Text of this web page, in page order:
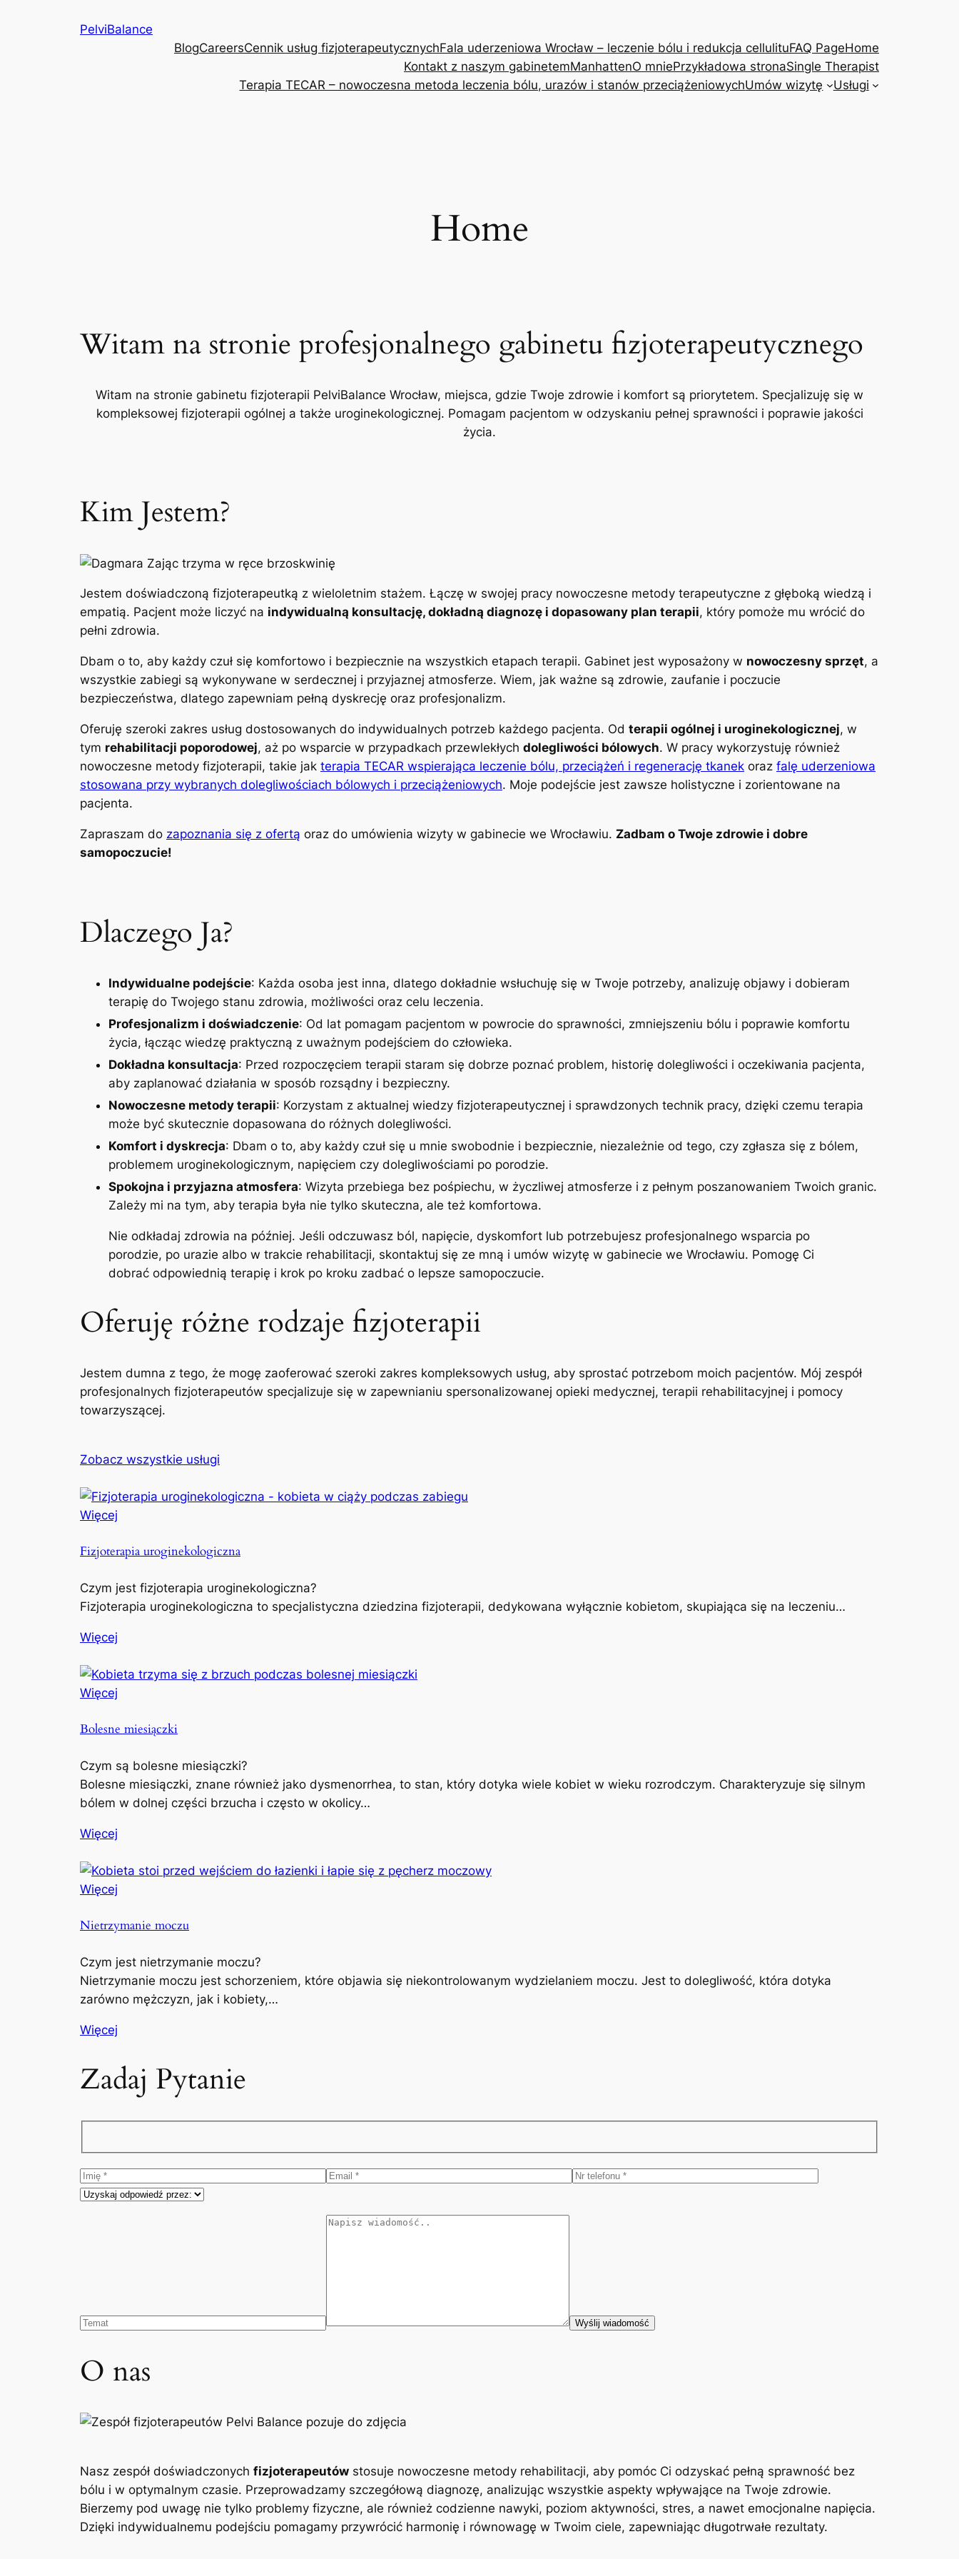
PelviBalance
BlogCareersCennik usług fizjoterapeutycznychFala uderzeniowa Wrocław – leczenie bólu i redukcja cellulituFAQ PageHome
Kontakt z naszym gabinetemManhattenO mniePrzykładowa stronaSingle Therapist
Terapia TECAR – nowoczesna metoda leczenia bólu, urazów i stanów przeciążeniowychUmów wizytę Usługi
Home
Witam na stronie profesjonalnego gabinetu fizjoterapeutycznego
Witam na stronie gabinetu fizjoterapii PelviBalance Wrocław, miejsca, gdzie Twoje zdrowie i komfort są priorytetem. Specjalizuję się w
kompleksowej fizjoterapii ogólnej a także uroginekologicznej. Pomagam pacjentom w odzyskaniu pełnej sprawności i poprawie jakości
życia.
Kim Jestem?
Jestem doświadczoną fizjoterapeutką z wieloletnim stażem. Łączę w swojej pracy nowoczesne metody terapeutyczne z głęboką wiedzą i
empatią. Pacjent może liczyć na indywidualną konsultację, dokładną diagnozę i dopasowany plan terapii, który pomoże mu wrócić do
pełni zdrowia.
Dbam o to, aby każdy czuł się komfortowo i bezpiecznie na wszystkich etapach terapii. Gabinet jest wyposażony w nowoczesny sprzęt, a
wszystkie zabiegi są wykonywane w serdecznej i przyjaznej atmosferze. Wiem, jak ważne są zdrowie, zaufanie i poczucie
bezpieczeństwa, dlatego zapewniam pełną dyskrecję oraz profesjonalizm.
Oferuję szeroki zakres usług dostosowanych do indywidualnych potrzeb każdego pacjenta. Od terapii ogólnej i uroginekologicznej, w
tym rehabilitacji poporodowej, aż po wsparcie w przypadkach przewlekłych dolegliwości bólowych. W pracy wykorzystuję również
nowoczesne metody fizjoterapii, takie jak terapia TECAR wspierająca leczenie bólu, przeciążeń i regenerację tkanek oraz falę uderzeniowa
stosowana przy wybranych dolegliwościach bólowych i przeciążeniowych. Moje podejście jest zawsze holistyczne i zorientowane na
pacjenta.
Zapraszam do zapoznania się z ofertą oraz do umówienia wizyty w gabinecie we Wrocławiu. Zadbam o Twoje zdrowie i dobre
samopoczucie!
Dlaczego Ja?
Indywidualne podejście: Każda osoba jest inna, dlatego dokładnie wsłuchuję się w Twoje potrzeby, analizuję objawy i dobieram
terapię do Twojego stanu zdrowia, możliwości oraz celu leczenia.
Profesjonalizm i doświadczenie: Od lat pomagam pacjentom w powrocie do sprawności, zmniejszeniu bólu i poprawie komfortu
życia, łącząc wiedzę praktyczną z uważnym podejściem do człowieka.
Dokładna konsultacja: Przed rozpoczęciem terapii staram się dobrze poznać problem, historię dolegliwości i oczekiwania pacjenta,
aby zaplanować działania w sposób rozsądny i bezpieczny.
Nowoczesne metody terapii: Korzystam z aktualnej wiedzy fizjoterapeutycznej i sprawdzonych technik pracy, dzięki czemu terapia
może być skutecznie dopasowana do różnych dolegliwości.
Komfort i dyskrecja: Dbam o to, aby każdy czuł się u mnie swobodnie i bezpiecznie, niezależnie od tego, czy zgłasza się z bólem,
problemem uroginekologicznym, napięciem czy dolegliwościami po porodzie.
Spokojna i przyjazna atmosfera: Wizyta przebiega bez pośpiechu, w życzliwej atmosferze i z pełnym poszanowaniem Twoich granic.
Zależy mi na tym, aby terapia była nie tylko skuteczna, ale też komfortowa.
Nie odkładaj zdrowia na później. Jeśli odczuwasz ból, napięcie, dyskomfort lub potrzebujesz profesjonalnego wsparcia po
porodzie, po urazie albo w trakcie rehabilitacji, skontaktuj się ze mną i umów wizytę w gabinecie we Wrocławiu. Pomogę Ci
dobrać odpowiednią terapię i krok po kroku zadbać o lepsze samopoczucie.
Oferuję różne rodzaje fizjoterapii
Jestem dumna z tego, że mogę zaoferować szeroki zakres kompleksowych usług, aby sprostać potrzebom moich pacjentów. Mój zespół
profesjonalnych fizjoterapeutów specjalizuje się w zapewnianiu spersonalizowanej opieki medycznej, terapii rehabilitacyjnej i pomocy
towarzyszącej.
Zobacz wszystkie usługi
Więcej
Fizjoterapia uroginekologiczna
Czym jest fizjoterapia uroginekologiczna?
Fizjoterapia uroginekologiczna to specjalistyczna dziedzina fizjoterapii, dedykowana wyłącznie kobietom, skupiająca się na leczeniu…
Więcej
Więcej
Bolesne miesiączki
Czym są bolesne miesiączki?
Bolesne miesiączki, znane również jako dysmenorrhea, to stan, który dotyka wiele kobiet w wieku rozrodczym. Charakteryzuje się silnym
bólem w dolnej części brzucha i często w okolicy…
Więcej
Więcej
Nietrzymanie moczu
Czym jest nietrzymanie moczu?
Nietrzymanie moczu jest schorzeniem, które objawia się niekontrolowanym wydzielaniem moczu. Jest to dolegliwość, która dotyka
zarówno mężczyzn, jak i kobiety,…
Więcej
Zadaj Pytanie
O nas
Nasz zespół doświadczonych fizjoterapeutów stosuje nowoczesne metody rehabilitacji, aby pomóc Ci odzyskać pełną sprawność bez
bólu i w optymalnym czasie. Przeprowadzamy szczegółową diagnozę, analizując wszystkie aspekty wpływające na Twoje zdrowie.
Bierzemy pod uwagę nie tylko problemy fizyczne, ale również codzienne nawyki, poziom aktywności, stres, a nawet emocjonalne napięcia.
Dzięki indywidualnemu podejściu pomagamy przywrócić harmonię i równowagę w Twoim ciele, zapewniając długotrwałe rezultaty.